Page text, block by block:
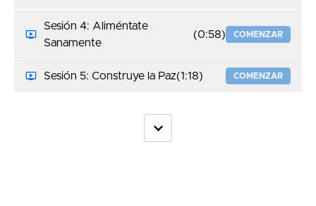
Sesión 4: Aliméntate
Sanamente
(0:58) COMENZAR
Sesión 5: Construye la Paz(1:18) COMENZAR